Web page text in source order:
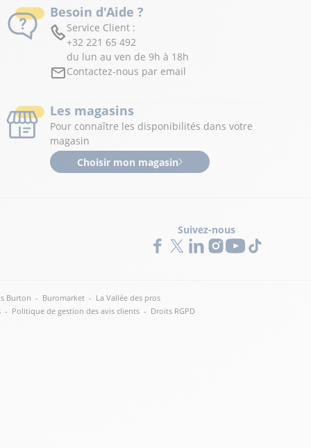
Besoin d'Aide ?
Service Client :
+32 221 65 492
du lun au ven de 9h à 18h
Contactez-nous par email
Les magasins
Pour connaître les disponibilités dans votre
magasin
Choisir mon magasin
Suivez-nous
Burton - Buromarket - La Vallée des pros
- Politique de gestion des avis clients - Droits RGPD